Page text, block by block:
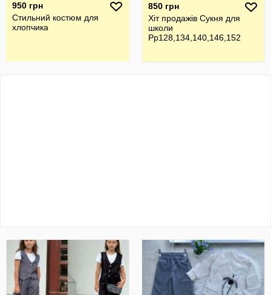
950 грн
Стильний костюм для
хлопчика
850 грн
Хіт продажів Сукня для
школи
Рр128,134,140,146,152